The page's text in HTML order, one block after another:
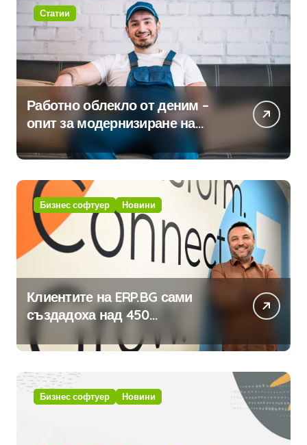
Статии
Работно облекло от деним –
опит за модернизиране на
традицията
Бизнес софтуер Новини
Клиентите на ERP.BG сами
създадоха над 450
приложения за ERP системата
с помощта на вградения в нея
изкуствен интелект
Бизнес софтуер Новини